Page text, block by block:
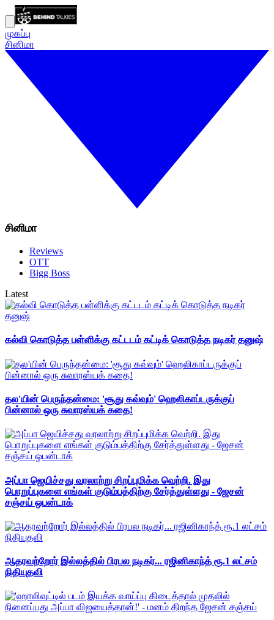
முகப்பு
சினிமா
சினிமா
Reviews
OTT
Bigg Boss
Latest
கல்வி கொடுத்த பள்ளிக்கு கட்டடம் கட்டிக் கொடுத்த நடிகர் தனுஷ்
தல'யின் பெருந்தன்மை: 'சூது கவ்வும்' ஹெலிகாப்டருக்குப்
பின்னால் ஒரு சுவாரஸ்யக் கதை!
அப்பா ஜெயிச்சது வரலாற்று சிறப்புமிக்க வெற்றி. இது
பொறுப்புகளை எங்கள் குடும்பத்திற்கு சேர்த்துள்ளது - ஜேசன்
சஞ்சய் ஒபன்டாக்
ஆதரவற்றோர் இல்லத்தில் பிரபல நடிகர்... ரஜினிகாந்த் ரூ.1 லட்சம்
நிதியுதவி